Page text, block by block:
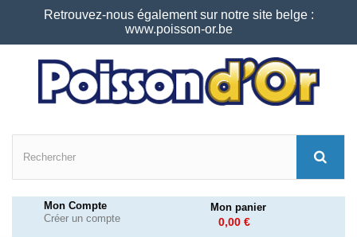
Retrouvez-nous également sur notre site belge :
www.poisson-or.be
Mon Compte
Créer un compte
Mon panier
0,00 €